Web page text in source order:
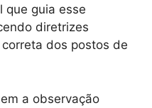
que guia esse
diretrizes
dos postos de
a observação